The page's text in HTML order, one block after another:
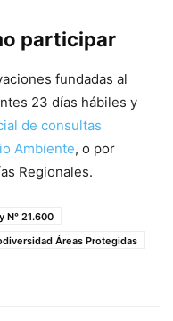
participar
fundadas al
23 días hábiles y
de consultas
Ambiente, o por
Regionales.
N° 21.600
Áreas Protegidas